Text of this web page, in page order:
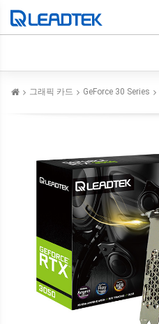
그래픽 카드 GeForce 30 Series